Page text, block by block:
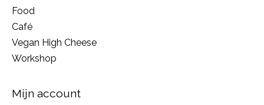
Food
Café
Vegan High Cheese
Workshop
Mijn account